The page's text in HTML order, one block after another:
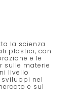
la scienza
plastici, con
e le
sulle materie
livello
nel
e sul